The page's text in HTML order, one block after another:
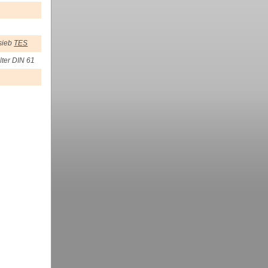
TES
DIN 61